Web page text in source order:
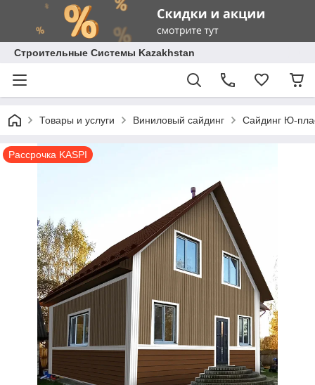
Строительные Системы Kazakhstan
Товары и услуги Виниловый сайдинг Сайдинг Ю-
Рассрочка KASPI